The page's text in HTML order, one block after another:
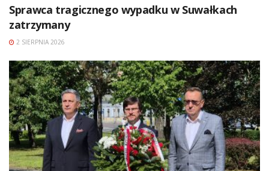
Sprawca tragicznego wypadku w Suwałkach
zatrzymany
2 SIERPNIA 2026